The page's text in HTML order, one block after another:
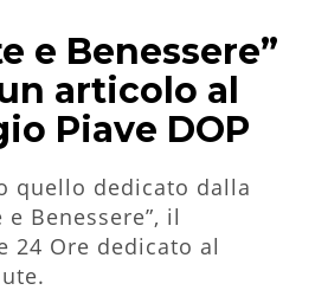
e Benessere”
articolo al
Piave DOP
quello dedicato dalla
Benessere”, il
24 Ore dedicato al